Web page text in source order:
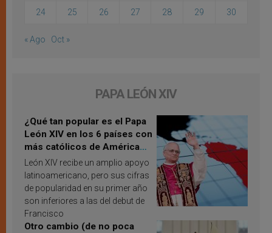
24 25 26 27 28 29 30
« Ago Oct »
PAPA LEÓN XIV
¿Qué tan popular es el Papa
León XIV en los 6 países con
más católicos de América
Latina en 2026? Publican
resultados de investigación
León XIV recibe un amplio apoyo
latinoamericano, pero sus cifras
de popularidad en su primer año
son inferiores a las del debut de
Francisco
Otro cambio (de no poca